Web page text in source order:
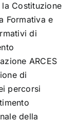
la Costituzione
Formativa e
di
ARCES
di
percorsi
della